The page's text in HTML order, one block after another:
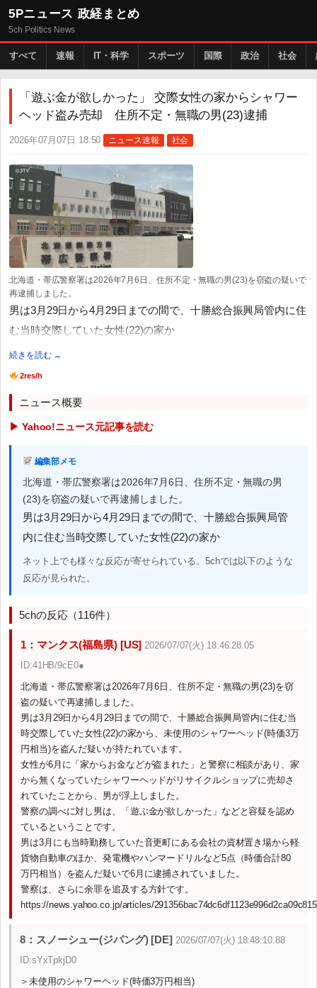
5Pニュース 政経まとめ
5ch Politics News
すべて 速報 IT・科学 スポーツ 国際 政治 社会
「遊ぶ金が欲しかった」 交際女性の家からシャワー
ヘッド盗み売却 住所不定・無職の男(23)逮捕
2026年07月07日 18:50 ニュース速報 社会
北海道・帯広警察署は2026年7月6日、住所不定・無職の男(23)を窃盗の疑いで
再逮捕しました。
男は3月29日から4月29日までの間で、十勝総合振興局管内に住
む当時交際していた女性(22)の家か
続きを読む →
2res/h
ニュース概要
▶ Yahoo!ニュース元記事を読む
編集部メモ
北海道・帯広警察署は2026年7月6日、住所不定・無職の男
(23)を窃盗の疑いで再逮捕しました。
男は3月29日から4月29日までの間で、十勝総合振興局管
内に住む当時交際していた女性(22)の家か
ネット上でも様々な反応が寄せられている。5chでは以下のような
反応が見られた。
5chの反応（116件）
1：マンクス(福島県) [US] 2026/07/07(火) 18:46:28.05
ID:41HB/9cE0●
北海道・帯広警察署は2026年7月6日、住所不定・無職の男(23)を窃
盗の疑いで再逮捕しました。
男は3月29日から4月29日までの間で、十勝総合振興局管内に住む当
時交際していた女性(22)の家から、未使用のシャワーヘッド(時価3万
円相当)を盗んだ疑いが持たれています。
女性が6月に「家からお金などが盗まれた」と警察に相談があり、家
から無くなっていたシャワーヘッドがリサイクルショップに売却さ
れていたことから、男が浮上しました。
警察の調べに対し男は、「遊ぶ金が欲しかった」などと容疑を認め
ているということです。
男は3月にも当時勤務していた音更町にある会社の資材置き場から軽
貨物自動車のほか、発電機やハンマードリルなど5点（時価合計80
万円相当）を盗んだ疑いで6月に逮捕されていました。
警察は、さらに余罪を追及する方針です。
https://news.yahoo.co.jp/articles/
8：スノーシュー(ジパング) [DE] 2026/07/07(火) 18:48:10.88
ID:sYxTpkjD0
＞未使用のシャワーヘッド(時価3万円相当)